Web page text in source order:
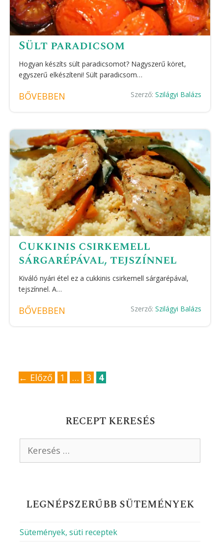
Sült paradicsom
Hogyan készíts sült paradicsomot? Nagyszerű köret,
egyszerű elkészíteni! Sült paradicsom…
BŐVEBBEN Szerző: Szilágyi Balázs
Cukkinis csirkemell
sárgarépával, tejszínnel
Kiváló nyári étel ez a cukkinis csirkemell sárgarépával,
tejszínnel. A…
BŐVEBBEN Szerző: Szilágyi Balázs
← Előző Oldal
1 … Oldal
3 Oldal
4
RECEPT KERESÉS
LEGNÉPSZERŰBB SÜTEMÉNYEK
Sütemények, süti receptek